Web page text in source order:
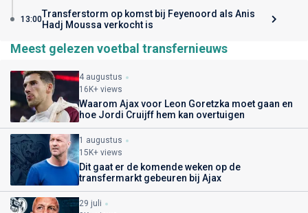
13:00Transferstorm op komst bij Feyenoord als Anis
Hadj Moussa verkocht is
Meest gelezen voetbal transfernieuws
4 augustus
16K+ views
Waarom Ajax voor Leon Goretzka moet gaan en
hoe Jordi Cruijff hem kan overtuigen
1 augustus
15K+ views
Dit gaat er de komende weken op de
transfermarkt gebeuren bij Ajax
29 juli